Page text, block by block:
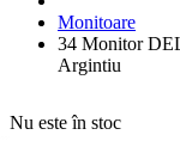
Monitoare
34 Monitor
Argintiu
Nu este în stoc